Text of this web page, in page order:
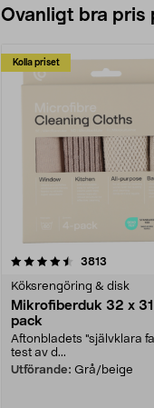
Ovanligt bra pris
Kolla priset
3813
Köksrengöring & disk
Mikrofiberduk 32 x
pack
Aftonbladets "självklara
test av d...
Utförande: Grå/beige
4.0av 5 stjärnor